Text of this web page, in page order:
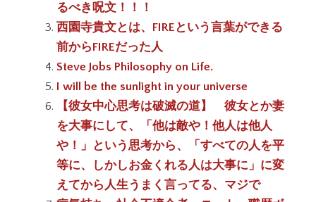
るべき呪文！！！
西園寺貴文とは、FIREという言葉ができる
前からFIREだった人
Steve Jobs Philosophy on Life.
I will be the sunlight in your universe
【彼女中心思考は破滅の道】 彼女とか妻
を大事にして、「他は敵や！他人は他人
や！」という思考から、「すべての人を平
等に、しかしお金くれる人は大事に」に変
えてから人生うまく言ってる、マジで